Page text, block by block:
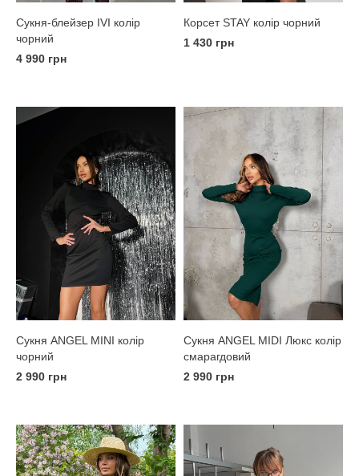
Сукня-блейзер IVI колір
чорний
4 990 грн
Корсет STAY колір чорний
1 430 грн
Сукня ANGEL MINI колір
чорний
2 990 грн
Сукня ANGEL MIDI Люкс колір
смарагдовий
2 990 грн